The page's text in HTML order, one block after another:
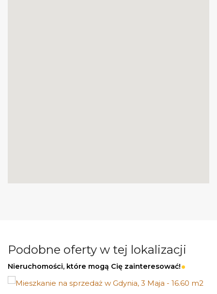
Bliskość plaży - tylko 1500 m od morza
Dochód pasywny przez cały rok
Podobne oferty w tej lokalizacji
Nieruchomości, które mogą Cię zainteresować!